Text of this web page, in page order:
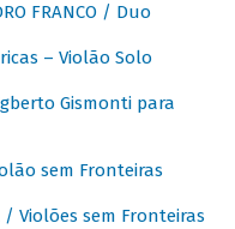
FRANCO / Duo
– Violão Solo
Gismonti para
sem Fronteiras
/ Violões sem Fronteiras